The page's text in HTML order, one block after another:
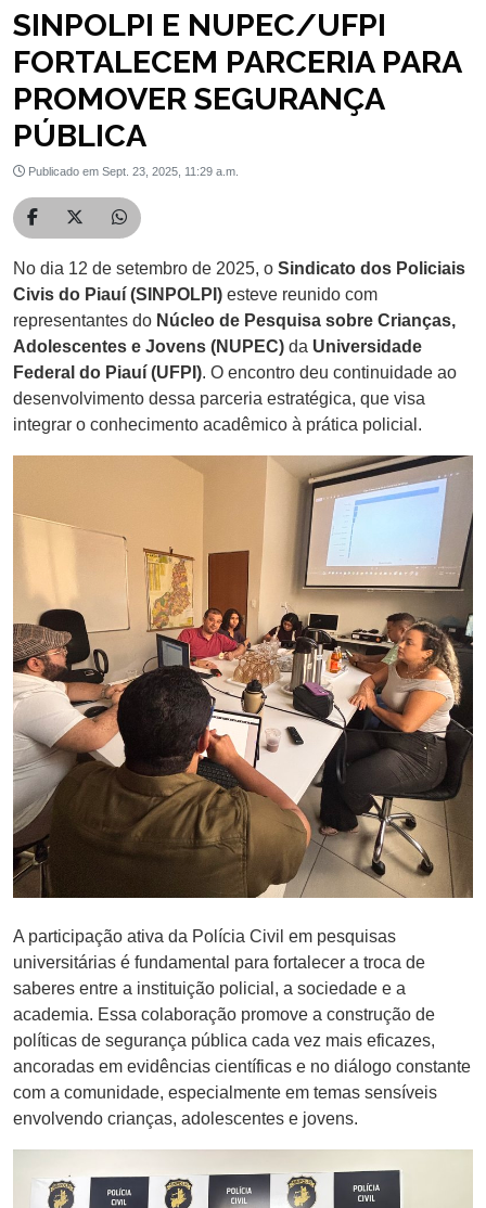
SINPOLPI E NUPEC/UFPI
FORTALECEM PARCERIA PARA
PROMOVER SEGURANÇA
PÚBLICA
Publicado em Sept. 23, 2025, 11:29 a.m.
Compartilhar no Facebook
Compartilhar no Twitter
Compartilhar no WhatsApp
No dia 12 de setembro de 2025, o Sindicato dos Policiais
Civis do Piauí (SINPOLPI) esteve reunido com
representantes do Núcleo de Pesquisa sobre Crianças,
Adolescentes e Jovens (NUPEC) da Universidade
Federal do Piauí (UFPI). O encontro deu continuidade ao
desenvolvimento dessa parceria estratégica, que visa
integrar o conhecimento acadêmico à prática policial.
A participação ativa da Polícia Civil em pesquisas
universitárias é fundamental para fortalecer a troca de
saberes entre a instituição policial, a sociedade e a
academia. Essa colaboração promove a construção de
políticas de segurança pública cada vez mais eficazes,
ancoradas em evidências científicas e no diálogo constante
com a comunidade, especialmente em temas sensíveis
envolvendo crianças, adolescentes e jovens.